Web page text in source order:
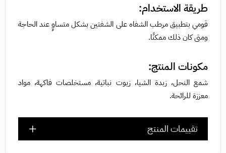
طريقة الاستخدام:
قومي بتطبيق مرطب الشفاه على الشفتين بشكل متساوٍ عند الحاجة
ومتى كان ذلك ممكنًا.
مكونات المنتج:
شمع النحل، زبدة الشيا، زيوت نباتية، مستخلصات فاكهة، مواد
معززة للرائحة.
تقييمات المنتج